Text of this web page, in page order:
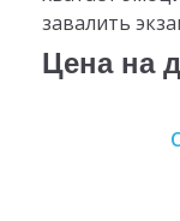
завалить
Цена на